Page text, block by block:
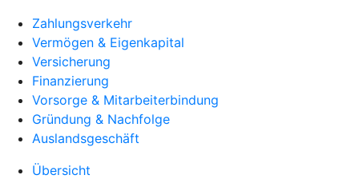
Zahlungsverkehr
Vermögen & Eigenkapital
Versicherung
Finanzierung
Vorsorge & Mitarbeiterbindung
Gründung & Nachfolge
Auslandsgeschäft
Übersicht